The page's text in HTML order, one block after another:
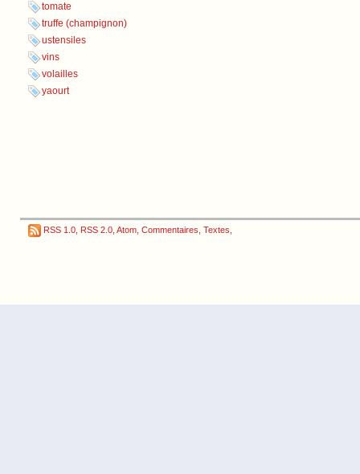
tomate
truffe (champignon)
ustensiles
vins
volailles
yaourt
RSS 1.0 RSS 2.0 Atom Commentaires Textes